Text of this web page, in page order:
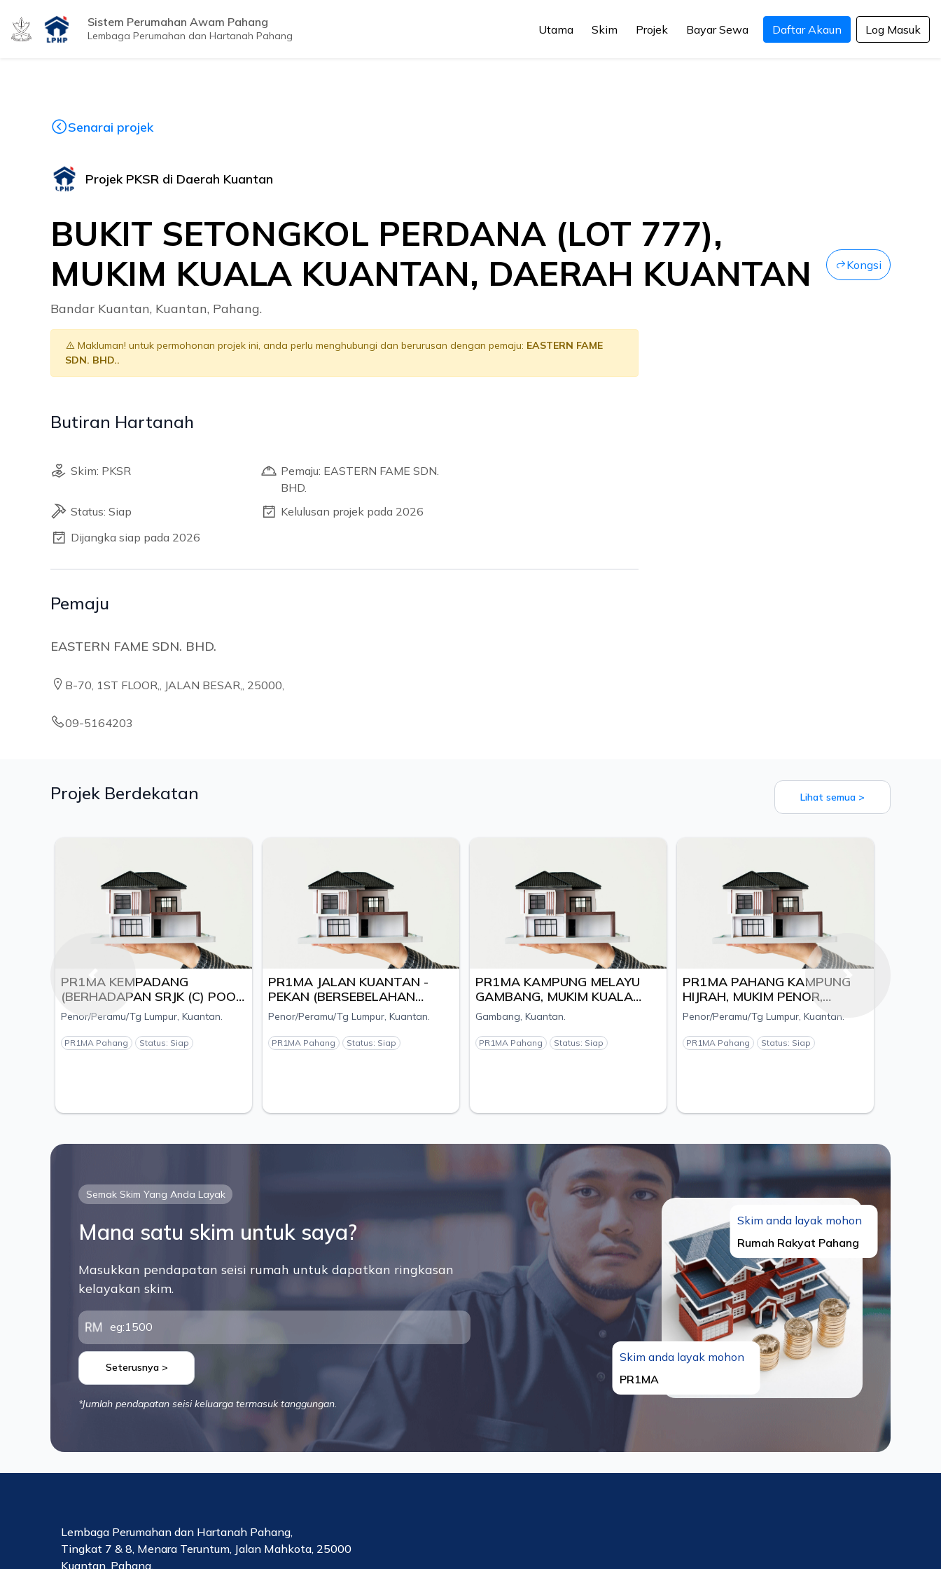
Sistem Perumahan Awam Pahang
Lembaga Perumahan dan Hartanah Pahang Utama Skim Projek Bayar Sewa Daftar Akaun Log Masuk
Senarai projek
Projek PKSR di Daerah Kuantan
BUKIT SETONGKOL PERDANA (LOT 777),
MUKIM KUALA KUANTAN, DAERAH KUANTAN
Bandar Kuantan, Kuantan, Pahang.
Kongsi
Makluman! untuk permohonan projek ini, anda perlu menghubungi dan berurusan dengan pemaju: EASTERN FAME
SDN. BHD..
Butiran Hartanah
Skim: PKSR
Pemaju: EASTERN FAME SDN.
BHD.
Status: Siap
Kelulusan projek pada 2026
Dijangka siap pada 2026
Pemaju
EASTERN FAME SDN. BHD.
B-70, 1ST FLOOR,, JALAN BESAR,, 25000,
09-5164203
Projek Berdekatan Lihat semua >
PR1MA KEMPADANG
(BERHADAPAN SRJK (C) POOI
MING), MUKIM KUALA
KUANTAN, DAERAH
KUANTAN, PAHANG - PEMAJU
ESTANIA S/B
Penor/Peramu/Tg Lumpur, Kuantan.
PR1MA Pahang Status: Siap
PR1MA JALAN KUANTAN -
PEKAN (BERSEBELAHAN
KOMPLEKS PENYAYANG),
DAERAH KUANTAN, PAHANG -
PEMAJU SM PELANGI
SDN.BHD
Penor/Peramu/Tg Lumpur, Kuantan.
PR1MA Pahang Status: Siap
PR1MA KAMPUNG MELAYU
GAMBANG, MUKIM KUALA
KUANTAN, DAERAH
KUANTAN, PAHANG - PEMAJU
NILAITEK S/B
Gambang, Kuantan.
PR1MA Pahang Status: Siap
PR1MA PAHANG KAMPUNG
HIJRAH, MUKIM PENOR,
DAERAH KUANTAN, PAHANG
Penor/Peramu/Tg Lumpur, Kuantan.
PR1MA Pahang Status: Siap
Previous Next
Semak Skim Yang Anda Layak
Mana satu skim untuk saya?
Masukkan pendapatan seisi rumah untuk dapatkan ringkasan
kelayakan skim.
Seterusnya >
*Jumlah pendapatan seisi keluarga termasuk tanggungan.
Skim anda layak mohon
Rumah Rakyat Pahang
Skim anda layak mohon
PR1MA
Lembaga Perumahan dan Hartanah Pahang,
Tingkat 7 & 8, Menara Teruntum, Jalan Mahkota, 25000
Kuantan, Pahang.